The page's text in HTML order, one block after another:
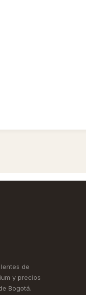
de
y precios
Bogotá.